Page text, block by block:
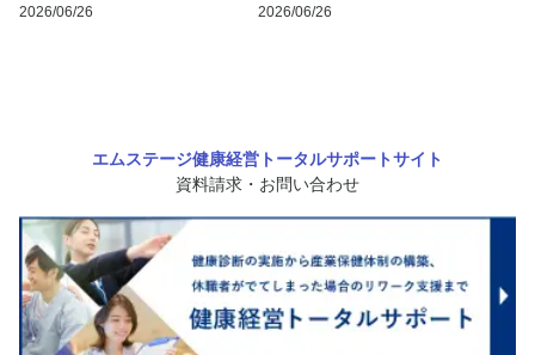
2026/06/26
2026/06/26
エムステージ健康経営トータルサポートサイト
資料請求・お問い合わせ